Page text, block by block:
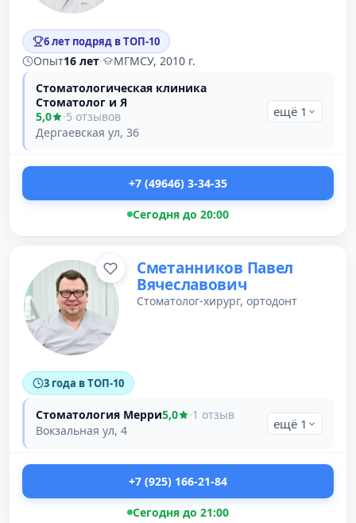
6 лет подряд в ТОП-10
Опыт16 лет·
МГМСУ, 2010 г.
Стоматологическая клиника
Стоматолог и Я
5,0
·5 отзывов
Дергаевская ул, 36
ещё 1
+7 (49646) 3-34-35
Сегодня до 20:00
Сметанников Павел
Вячеславович
Стоматолог-хирург, ортодонт
3 года в ТОП-10
Стоматология Мерри5,0 ·1 отзыв
Вокзальная ул, 4
ещё 1
+7 (925) 166-21-84
Сегодня до 21:00